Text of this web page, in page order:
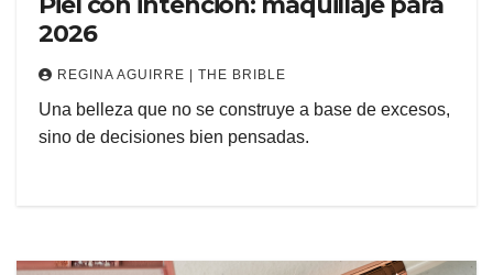
2026
REGINA AGUIRRE | THE BRIBLE
Una belleza que no se construye a base de excesos,
sino de decisiones bien pensadas.